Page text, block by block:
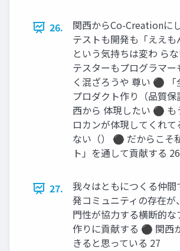
26.
関西からCo-Creationに
テストも開発も「ええも
という気持ちは変わ ら
テスターもプログラマー
く混ざろうや 尊い ⚫ 「
プロダクト作り（品質保
西から 体現したい ⚫ も
ロカンが体現してくれ
ない（） ⚫ だからこそ
ト」を通して貢献する 26
27.
我々はともにつくる仲
発コミュニティの存在が
門性が協力する横断的な
作りに貢献する ⚫ 関西
きると思っている 27